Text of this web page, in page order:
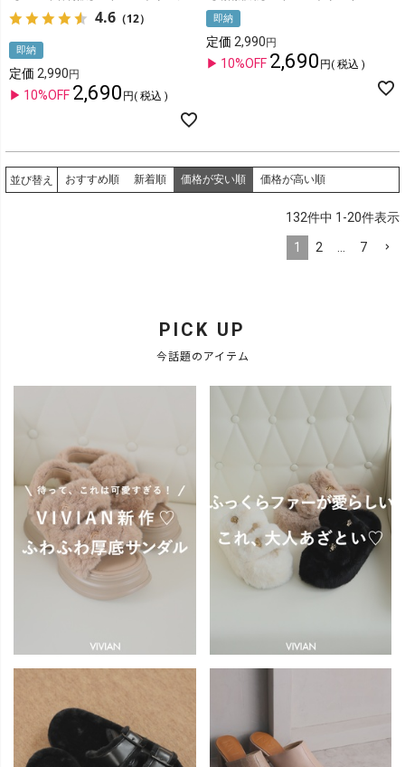
4.6 （12）
即納
定価 2,990
10%OFF 2,690 税込
即納
定価 2,990
10%OFF 2,690 税込
並び替え おすすめ順 新着順 価格が安い順 価格が高い順
132件中 1 -20件表示
1 2 7
PICK UP
今話題のアイテム